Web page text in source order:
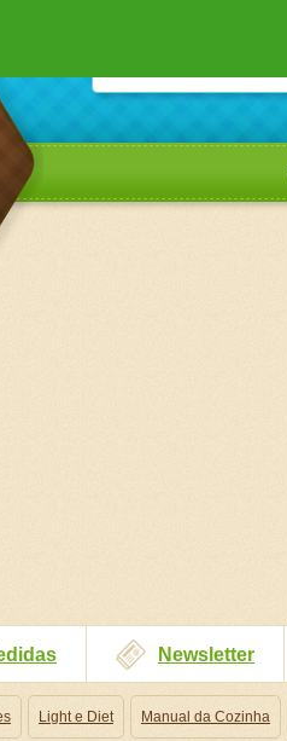
Newsletter
Light e Diet Manual da Cozinha